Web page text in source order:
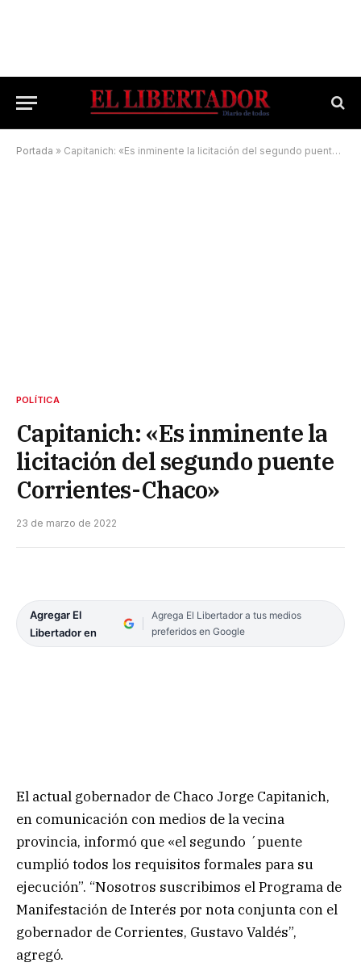
Portada » Capitanich: «Es inminente la licitación del segundo puente Corrientes-Chaco»
POLÍTICA
Capitanich: «Es inminente la
licitación del segundo puente
Corrientes-Chaco»
23 de marzo de 2022
Agregar El
Libertador en
Agrega El Libertador a tus medios
preferidos en Google
El actual gobernador de Chaco Jorge Capitanich,
en comunicación con medios de la vecina
provincia, informó que «el segundo ´puente
cumplió todos los requisitos formales para su
ejecución”. “Nosotros suscribimos el Programa de
Manifestación de Interés por nota conjunta con el
gobernador de Corrientes, Gustavo Valdés”,
agregó.